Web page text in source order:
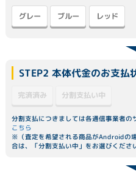
グレー ブルー レッド
STEP2 本体代金のお支払
完済済み 分割支払い中
分割支払につきましては各通信事業者
こちら
※（査定を希望される商品がAndroidの
合は、「分割支払い中」をお選びくださ